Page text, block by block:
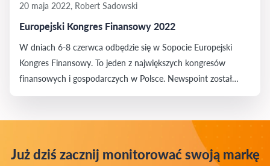
20 maja 2022, Robert Sadowski
Europejski Kongres Finansowy 2022
W dniach 6-8 czerwca odbędzie się w Sopocie Europejski
Kongres Finansowy. To jeden z największych kongresów
finansowych i gospodarczych w Polsce. Newspoint został
partnerem medialnym wydarzenia.
Już dziś zacznij monitorować swoją markę